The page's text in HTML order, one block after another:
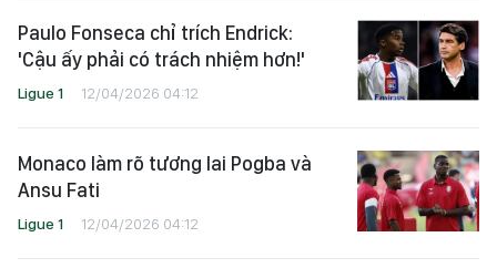
Paulo Fonseca chỉ trích Endrick:
'Cậu ấy phải có trách nhiệm hơn!'
Ligue 1 12/04/2026 04:12
Monaco làm rõ tương lai Pogba và
Ansu Fati
Ligue 1 12/04/2026 04:12